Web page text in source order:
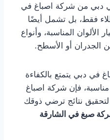
دبي من شركة اصباغ في
فقط، بل تشمل أيضًا
الألوان المناسبة، وأنواع
الجدران أو الأسطح.
في دبي يتمتع بالكفاءة
فإن شركة اصباغ
نتائج ترضي ذوقك
صبغ في الشارقة